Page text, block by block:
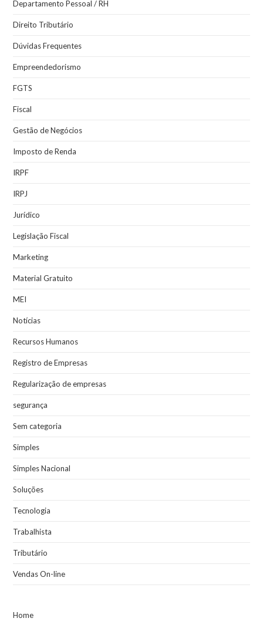
Departamento Pessoal / RH
Direito Tributário
Dúvidas Frequentes
Empreendedorismo
FGTS
Fiscal
Gestão de Negócios
Imposto de Renda
IRPF
IRPJ
Jurídico
Legislação Fiscal
Marketing
Material Gratuito
MEI
Notícias
Recursos Humanos
Registro de Empresas
Regularização de empresas
segurança
Sem categoria
Simples
Simples Nacional
Soluções
Tecnologia
Trabalhista
Tributário
Vendas On-line
Home